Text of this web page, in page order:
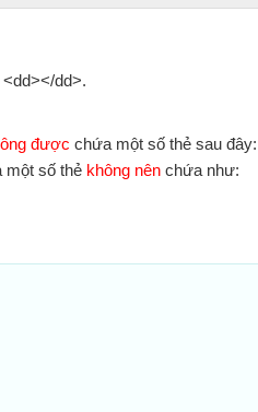
dd>.
được chứa một số thẻ sau đây:
một số thẻ không nên chứa như: